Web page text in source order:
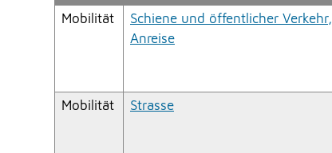
Mobilität
Schiene und öffentlicher Verkehr,
Anreise
Mobilität Strasse